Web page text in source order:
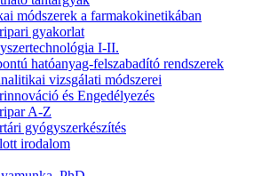
módszerek a farmakokinetikában
gyakorlat
I-II.
hatóanyag-felszabadító rendszerek
vizsgálati módszerei
és Engedélyezés
A-Z
gyógyszerkészítés
irodalom